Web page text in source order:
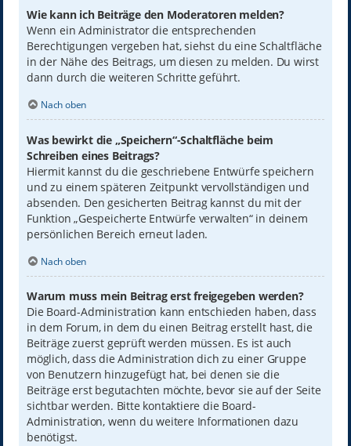
Wie kann ich Beiträge den Moderatoren melden?
Wenn ein Administrator die entsprechenden
Berechtigungen vergeben hat, siehst du eine Schaltfläche
in der Nähe des Beitrags, um diesen zu melden. Du wirst
dann durch die weiteren Schritte geführt.
Nach oben
Was bewirkt die „Speichern“-Schaltfläche beim
Schreiben eines Beitrags?
Hiermit kannst du die geschriebene Entwürfe speichern
und zu einem späteren Zeitpunkt vervollständigen und
absenden. Den gesicherten Beitrag kannst du mit der
Funktion „Gespeicherte Entwürfe verwalten“ in deinem
persönlichen Bereich erneut laden.
Nach oben
Warum muss mein Beitrag erst freigegeben werden?
Die Board-Administration kann entschieden haben, dass
in dem Forum, in dem du einen Beitrag erstellt hast, die
Beiträge zuerst geprüft werden müssen. Es ist auch
möglich, dass die Administration dich zu einer Gruppe
von Benutzern hinzugefügt hat, bei denen sie die
Beiträge erst begutachten möchte, bevor sie auf der Seite
sichtbar werden. Bitte kontaktiere die Board-
Administration, wenn du weitere Informationen dazu
benötigst.